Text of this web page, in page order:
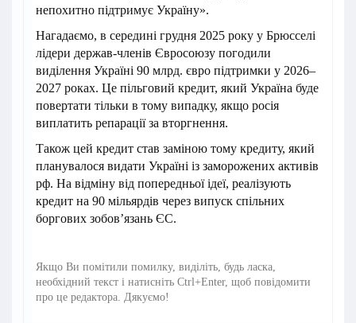
непохитно підтримує Україну».
Нагадаємо, в середині грудня 2025 року у Брюсселі
лідери держав-членів Євросоюзу погодили
виділення Україні 90 млрд. євро підтримки у 2026–
2027 роках. Це пільговий кредит, який Україна буде
повертати тільки в тому випадку, якщо росія
виплатить репарації за вторгнення.
Також цей кредит став заміною тому кредиту, який
планувалося видати Україні із заморожених активів
рф. На відміну від попередньої ідеї, реалізують
кредит на 90 мільярдів через випуск спільних
боргових зобов’язань ЄС.
Якщо Ви помітили помилку, виділіть, будь ласка,
необхідний текст і натисніть Ctrl+Enter, щоб повідомити
про це редактора. Дякуємо!